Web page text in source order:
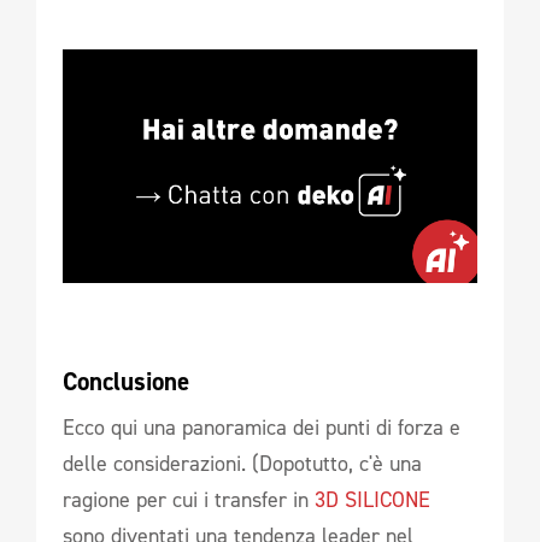
Conclusione
Ecco qui una panoramica dei punti di forza e
delle considerazioni. (Dopotutto, c'è una
ragione per cui i transfer in 3D SILICONE
sono diventati una tendenza leader nel